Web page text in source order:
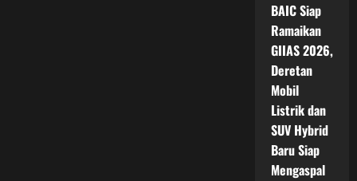
BAIC Siap
Ramaikan
GIIAS 2026,
Deretan
Mobil
Listrik dan
SUV Hybrid
Baru Siap
Mengaspal